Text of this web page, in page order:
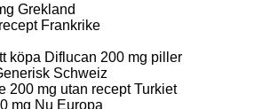
Grekland
Frankrike
köpa Diflucan 200 mg piller
Schweiz
200 mg utan recept Turkiet
mg Nu Europa